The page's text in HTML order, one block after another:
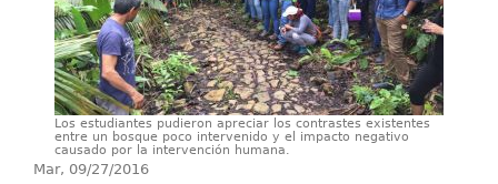
Los estudiantes pudieron apreciar los contrastes existentes
entre un bosque poco intervenido y el impacto negativo
causado por la intervención humana.
Mar, 09/27/2016